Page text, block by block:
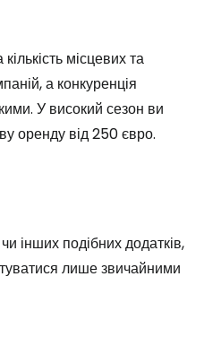
місцевих та
а конкуренція
У високий сезон ви
оренду від 250 євро.
інших подібних додатків,
лише звичайними